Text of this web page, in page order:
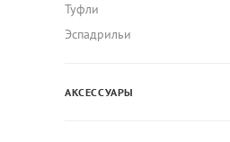
Туфли
Эспадрильи
АКСЕССУАРЫ